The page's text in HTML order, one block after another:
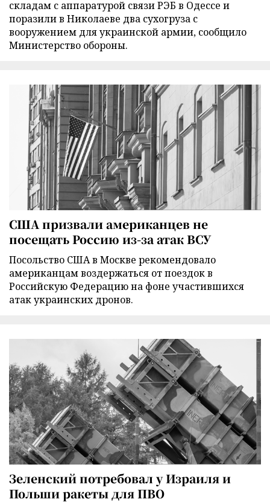
складам с аппаратурой связи РЭБ в Одессе и
поразили в Николаеве два сухогруза с
вооружением для украинской армии, сообщило
Министерство обороны.
США призвали американцев не
посещать Россию из-за атак ВСУ
Посольство США в Москве рекомендовало
американцам воздержаться от поездок в
Российскую Федерацию на фоне участившихся
атак украинских дронов.
Зеленский потребовал у Израиля и
Польши ракеты для ПВО